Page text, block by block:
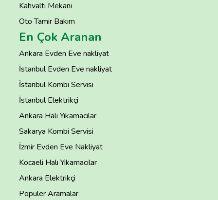
Kahvaltı Mekanı
Oto Tamir Bakım
En Çok Aranan
Ankara Evden Eve nakliyat
İstanbul Evden Eve nakliyat
İstanbul Kombi Servisi
İstanbul Elektrikçi
Ankara Halı Yıkamacılar
Sakarya Kombi Servisi
İzmir Evden Eve Nakliyat
Kocaeli Halı Yıkamacılar
Ankara Elektrikçi
Popüler Aramalar